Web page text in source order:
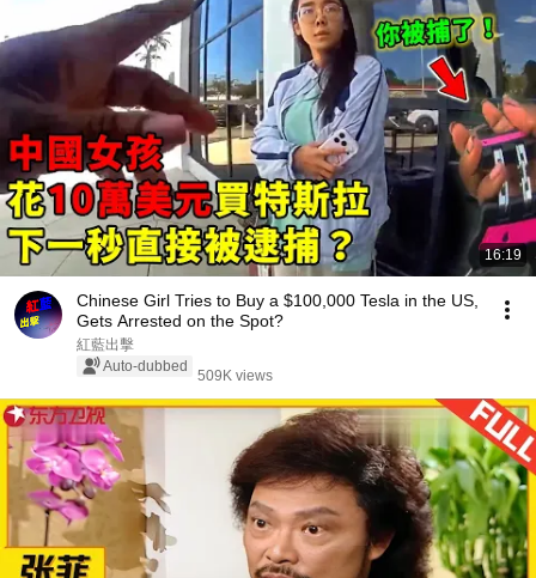
16:19
Chinese Girl Tries to Buy a $100,000 Tesla in the US,
Gets Arrested on the Spot?
紅藍出擊
Auto-dubbed
509K views